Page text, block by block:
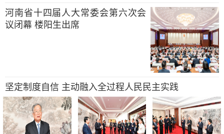
河南省十四届人大常委会第六次会
议闭幕 楼阳生出席
坚定制度自信 主动融入全过程人民民主实践